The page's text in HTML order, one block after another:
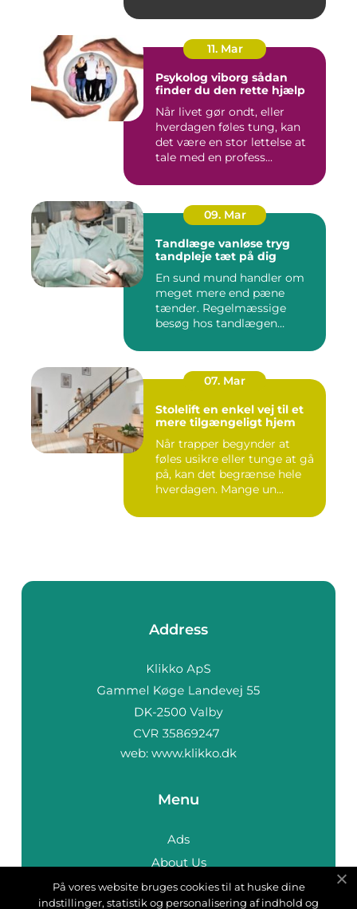
11. Mar
Psykolog viborg sådan
finder du den rette hjælp
Når livet gør ondt, eller
hverdagen føles tung, kan
det være en stor lettelse at
tale med en profess...
09. Mar
Tandlæge vanløse tryg
tandpleje tæt på dig
En sund mund handler om
meget mere end pæne
tænder. Regelmæssige
besøg hos tandlægen
07. Mar
Stolelift en enkel vej til et
mere tilgængeligt hjem
Når trapper begynder at
føles usikre eller tunge at gå
på, kan det begrænse hele
hverdagen. Mange un...
Address
web: www.klikko.dk
Menu
Ads
About Us
Cookies
På vores website bruges cookies til at huske dine
indstillinger, statistik og personalisering af indhold og